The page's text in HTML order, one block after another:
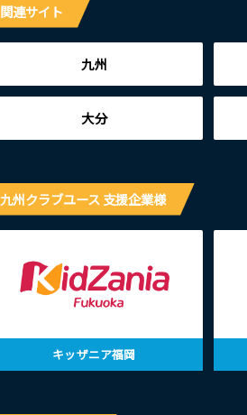
関連サイト
九州
大分
九州クラブユース 支援企業様
キッザニア福岡